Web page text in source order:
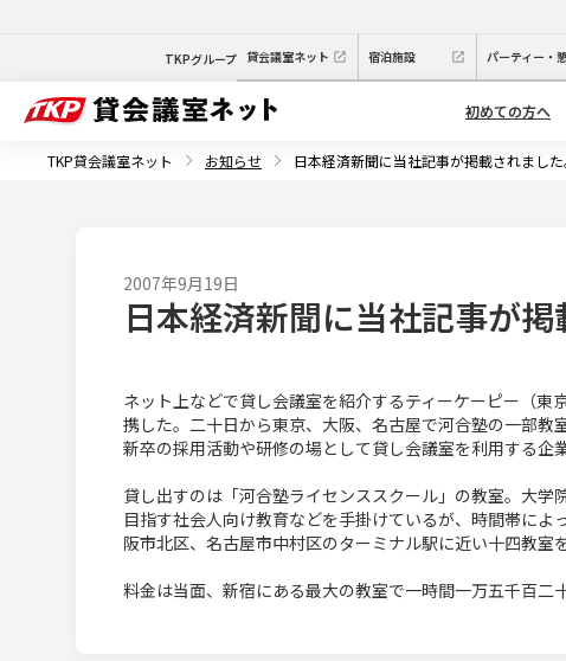
TKPグループ 貸会議室ネット 宿泊施設 パーティー・
初めての方へ
TKP貸会議室ネット お知らせ 日本経済新聞に当社記事が掲載されました
2007年9月19日
日本経済新聞に当社記事が掲
ネット上などで貸し会議室を紹介するティーケーピー（
携した。二十日から東京、大阪、名古屋で河合塾の一部
新卒の採用活動や研修の場として貸し会議室を利用する企
貸し出すのは「河合塾ライセンススクール」の教室。大
目指す社会人向け教育などを手掛けているが、時間帯に
阪市北区、名古屋市中村区のターミナル駅に近い十四教室
料金は当面、新宿にある最大の教室で一時間一万五千百二